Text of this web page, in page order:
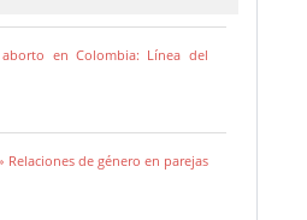
aborto en Colombia: Línea del
Relaciones de género en parejas